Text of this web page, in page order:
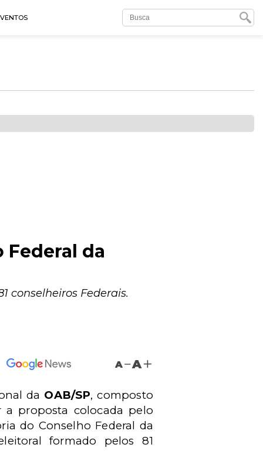
Federal da
conselheiros Federais.
A A
da OAB/SP, composto
proposta colocada pelo
do Conselho Federal da
formado pelos 81